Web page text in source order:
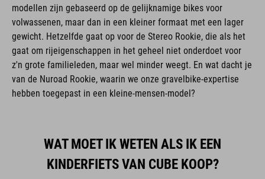
modellen zijn gebaseerd op de gelijknamige bikes voor
volwassenen, maar dan in een kleiner formaat met een lager
gewicht. Hetzelfde gaat op voor de Stereo Rookie, die als het
gaat om rijeigenschappen in het geheel niet onderdoet voor
z'n grote familieleden, maar wel minder weegt. En wat dacht je
van de Nuroad Rookie, waarin we onze gravelbike-expertise
hebben toegepast in een kleine-mensen-model?
WAT MOET IK WETEN ALS IK EEN
KINDERFIETS VAN CUBE KOOP?